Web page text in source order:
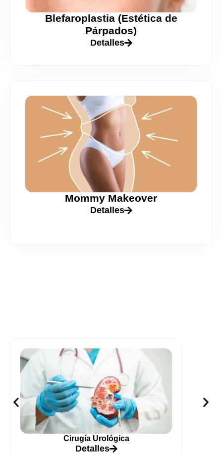
Blefaroplastia (Estética de
Párpados)
Detalles
Mommy Makeover
Detalles
Cirugía Urológica
Detalles